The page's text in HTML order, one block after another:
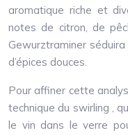
aromatique riche et
notes de citron, de
Gewurztraminer
d’épices douces.
Pour affiner cette
technique du swirling ,
le vin dans le verre